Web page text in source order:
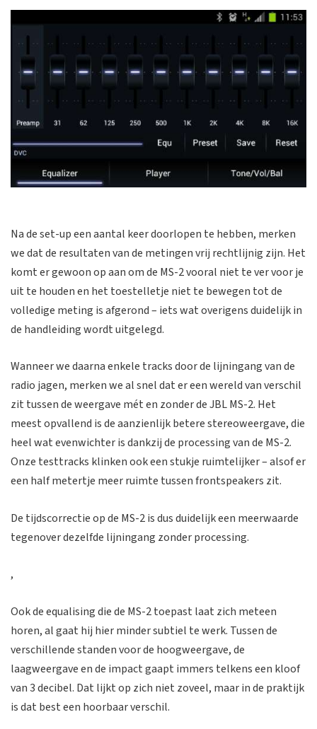
Na de set-up een aantal keer doorlopen te hebben, merken
we dat de resultaten van de metingen vrij rechtlijnig zijn. Het
komt er gewoon op aan om de MS-2 vooral niet te ver voor je
uit te houden en het toestelletje niet te bewegen tot de
volledige meting is afgerond – iets wat overigens duidelijk in
de handleiding wordt uitgelegd.
Wanneer we daarna enkele tracks door de lijningang van de
radio jagen, merken we al snel dat er een wereld van verschil
zit tussen de weergave mét en zonder de JBL MS-2. Het
meest opvallend is de aanzienlijk betere stereoweergave, die
heel wat evenwichter is dankzij de processing van de MS-2.
Onze testtracks klinken ook een stukje ruimtelijker – alsof er
een half metertje meer ruimte tussen frontspeakers zit.
De tijdscorrectie op de MS-2 is dus duidelijk een meerwaarde
tegenover dezelfde lijningang zonder processing.
,
Ook de equalising die de MS-2 toepast laat zich meteen
horen, al gaat hij hier minder subtiel te werk. Tussen de
verschillende standen voor de hoogweergave, de
laagweergave en de impact gaapt immers telkens een kloof
van 3 decibel. Dat lijkt op zich niet zoveel, maar in de praktijk
is dat best een hoorbaar verschil.